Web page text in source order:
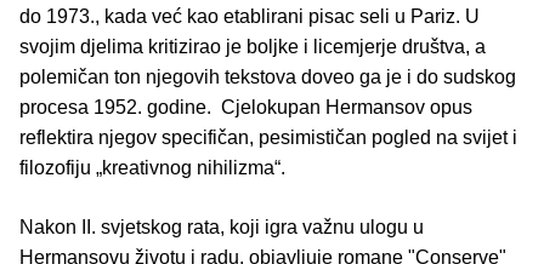
do 1973., kada već kao etablirani pisac seli u Pariz. U
svojim djelima kritizirao je boljke i licemjerje društva, a
polemičan ton njegovih tekstova doveo ga je i do sudskog
procesa 1952. godine. Cjelokupan Hermansov opus
reflektira njegov specifičan, pesimističan pogled na svijet i
filozofiju „kreativnog nihilizma“.
Nakon II. svjetskog rata, koji igra važnu ulogu u
Hermansovu životu i radu, objavljuje romane "Conserve"